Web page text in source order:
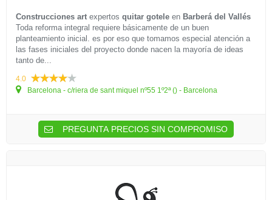
Construcciones art expertos quitar gotele en Barberá del Vallés
Toda reforma integral requiere básicamente de un buen
planteamiento inicial. es por eso que tomamos especial atención a
las fases iniciales del proyecto donde nacen la mayoría de ideas
tanto de...
4.0
Barcelona - c/riera de sant miquel nº55 1º2ª () - Barcelona
PREGUNTA PRECIOS SIN COMPROMISO